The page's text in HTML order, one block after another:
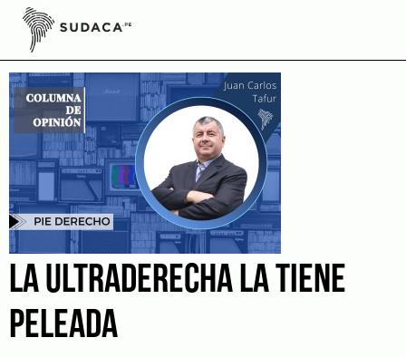
Skip
contentUltraderecha
LA ULTRADERECHA LA TIENE
PELEADA